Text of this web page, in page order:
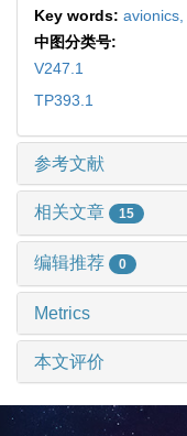
Key words: avionics,
中图分类号:
V247.1
TP393.1
参考文献
相关文章 15
编辑推荐 0
Metrics
本文评价